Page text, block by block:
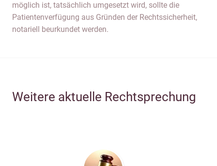
möglich ist, tatsächlich umgesetzt wird, sollte die
Patientenverfügung aus Gründen der Rechtssicherheit,
notariell beurkundet werden.
Weitere aktuelle Rechtsprechung